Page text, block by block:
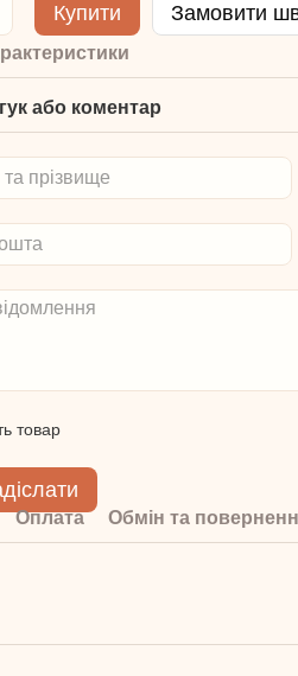
Купити Замовити
або коментар
товар
Оплата Обмін та